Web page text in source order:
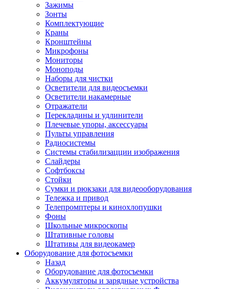
Зажимы
Зонты
Комплектующие
Краны
Кронштейны
Микрофоны
Мониторы
Моноподы
Наборы для чистки
Осветители для видеосъемки
Осветители накамерные
Отражатели
Перекладины и удлинители
Плечевые упоры, аксессуары
Пульты управления
Радиосистемы
Системы стабилизацции изображения
Слайдеры
Софтбоксы
Стойки
Сумки и рюкзаки для видеооборудования
Тележка и привод
Телепромптеры и кинохлопушки
Фоны
Школьные микроскопы
Штативные головы
Штативы для видеокамер
Оборудование для фотосъемки
Назад
Оборудование для фотосъемки
Аккумуляторы и зарядные устройства